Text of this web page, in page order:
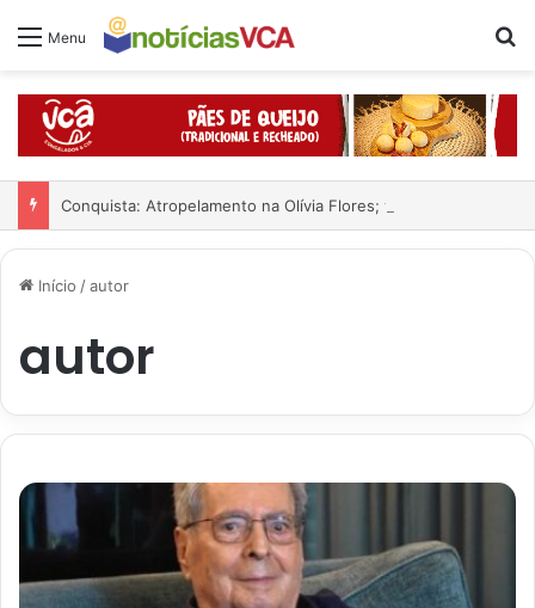
Menu
Conquista: Atropelamento na Olívia Flores; veja o vídeo
Início /autor
autor